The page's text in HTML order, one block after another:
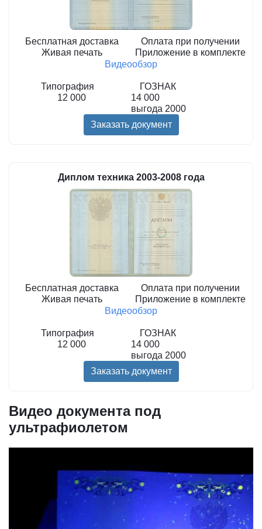
Бесплатная доставка
Живая печать
Оплата при получении
Приложение в комплекте
Видеообзор
Типография
ГОЗНАК
12 000
14 000
выгода 2000
Заказать документ
Диплом техника 2003-2008 года
Бесплатная доставка
Живая печать
Оплата при получении
Приложение в комплекте
Видеообзор
Типография
ГОЗНАК
12 000
14 000
выгода 2000
Заказать документ
Видео документа под
ультрафиолетом